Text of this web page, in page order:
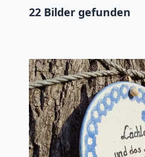
22 Bilder gefunden
+
−